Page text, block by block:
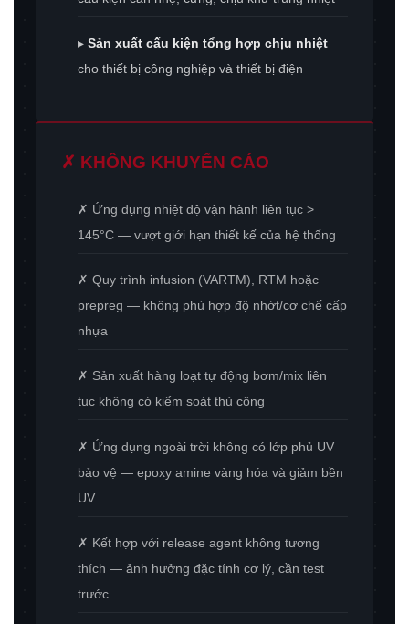
▸Sản xuất cấu kiện tổng hợp chịu nhiệt
cho thiết bị công nghiệp và thiết bị điện
✗ KHÔNG KHUYẾN CÁO
✗ Ứng dụng nhiệt độ vận hành liên tục >
145°C — vượt giới hạn thiết kế của hệ thống
✗ Quy trình infusion (VARTM), RTM hoặc
prepreg — không phù hợp độ nhớt/cơ chế cấp
nhựa
✗ Sản xuất hàng loạt tự động bơm/mix liên
tục không có kiểm soát thủ công
✗ Ứng dụng ngoài trời không có lớp phủ UV
bảo vệ — epoxy amine vàng hóa và giảm bền
UV
✗ Kết hợp với release agent không tương
thích — ảnh hưởng đặc tính cơ lý, cần test
trước